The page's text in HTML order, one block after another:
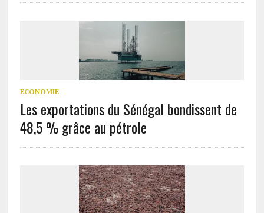
ECONOMIE
Les exportations du Sénégal bondissent de
48,5 % grâce au pétrole